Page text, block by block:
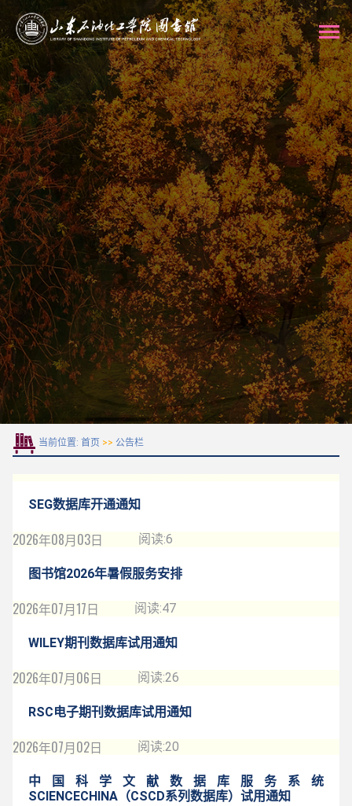
当前位置: 首页 >> 公告栏
SEG数据库开通通知
2026年08月03日 阅读:6
图书馆2026年暑假服务安排
2026年07月17日 阅读:47
WILEY期刊数据库试用通知
2026年07月06日 阅读:26
RSC电子期刊数据库试用通知
2026年07月02日 阅读:20
中国科学文献数据库服务系统
SCIENCECHINA（CSCD系列数据库）试用通知